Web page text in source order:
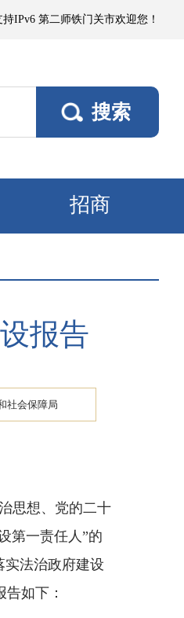
阵风4～5级，南部垦区风口
持IPv6 第二师铁门关市欢迎您！
招商
报告
社会保障局
思想、党的二十
第一责任人”的
实法治政府建设
如下：